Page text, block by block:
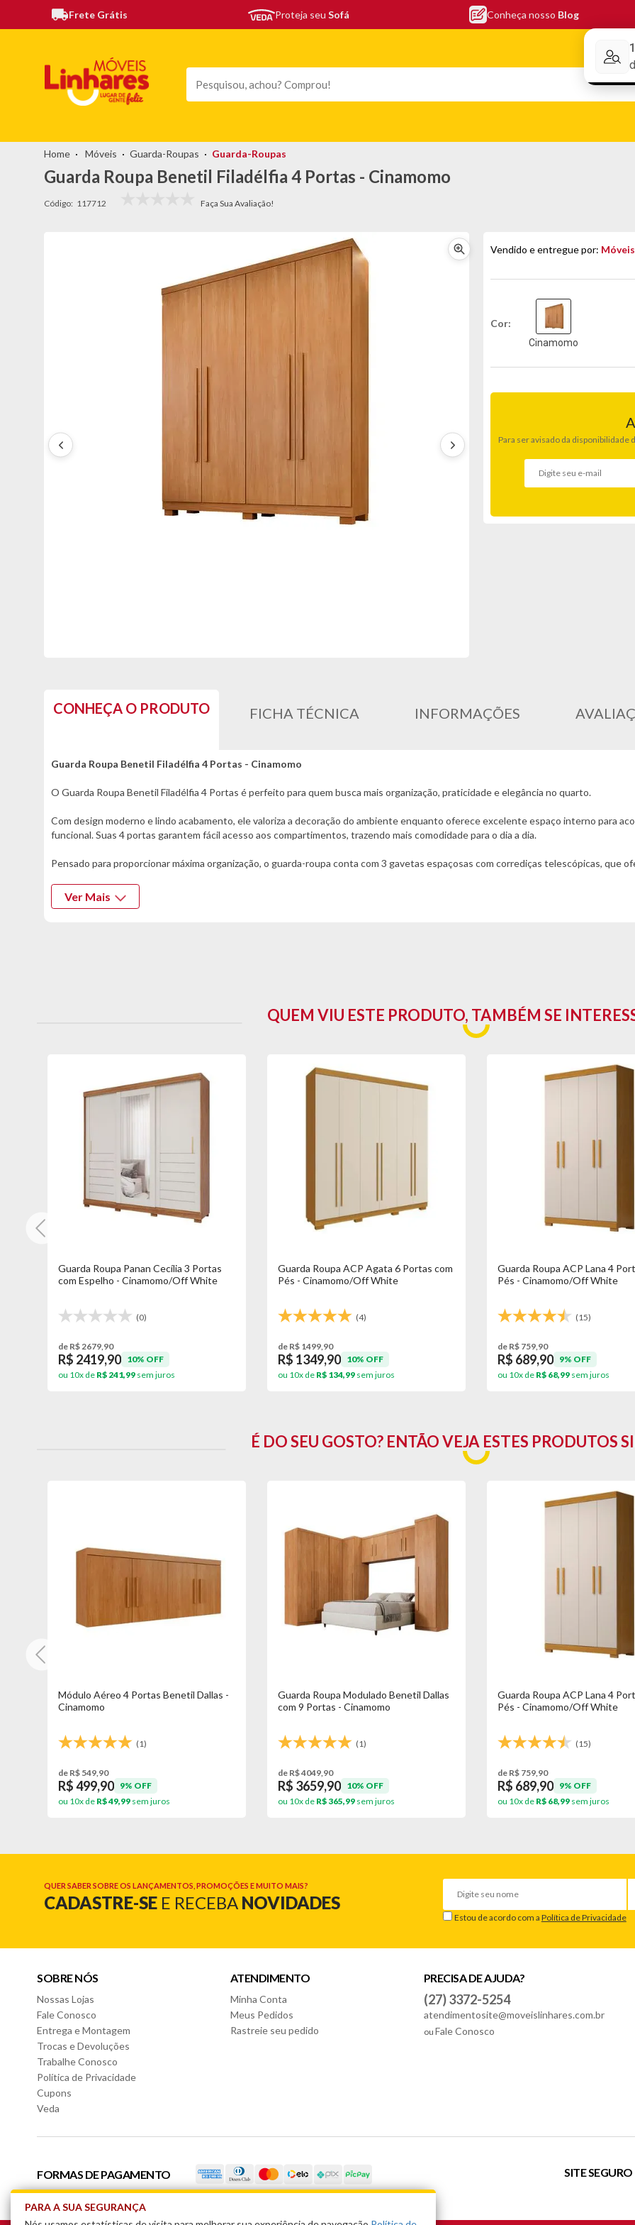
Frete Grátis Proteja seu Sofá Conheça nosso Blog
Móveis Guarda-Roupas Guarda-Roupas
Guarda Roupa Benetil Filadélfia 4 Portas - Cinamomo
Código: 117712
Vendido e entregue por:
Cor
Cinamomo
Para ser avisado da disponibilidade
CONHEÇA O PRODUTO FICHA TÉCNICA INFORMAÇÕES
Guarda Roupa Benetil Filadélfia 4 Portas - Cinamomo
O Guarda Roupa Benetil Filadélfia 4 Portas é perfeito para quem busca mais organização, praticidade e elegância no quarto.
Com design moderno e lindo acabamento, ele valoriza a decoração do ambiente enquanto oferece excelente espaço interno para
funcional. Suas 4 portas garantem fácil acesso aos compartimentos, trazendo mais comodidade para o dia a dia.
Pensado para proporcionar máxima organização, o guarda-roupa conta com 3 gavetas espaçosas com corrediças telescópicas, que
pesadas sem preocupações.
- Cinamomo
- Cabideiro em alumínio
- 06 prateleiras internas
- Com pés
- Dobradiças reforçadas 35mm
- Altura: 232cm
- Largura: 181cm
Ver Mais
QUEM VIU ESTE PRODUTO, TAMBÉM SE
Guarda Roupa Panan Cecília 3 Portas
com Espelho - Cinamomo/Off White
(0)
de R$ 2679,90
R$ 2419,90 10% OFF
ou 10x de R$ 241,99 sem juros
Guarda Roupa ACP Agata 6 Portas com
Pés - Cinamomo/Off White
(4)
de R$ 1499,90
R$ 1349,90 10% OFF
ou 10x de R$ 134,99 sem juros
Guarda Roupa ACP Lana 4
Pés - Cinamomo/Off White
(15)
de R$ 759,90
R$ 689,90 9% OFF
ou 10x de R$ 68,99 sem juros
É DO SEU GOSTO? ENTÃO VEJA ESTES PRODUTOS
Módulo Aéreo 4 Portas Benetil Dallas -
Cinamomo
(1)
de R$ 549,90
R$ 499,90 9% OFF
ou 10x de R$ 49,99 sem juros
Guarda Roupa Modulado Benetil Dallas
com 9 Portas - Cinamomo
(1)
de R$ 4049,90
R$ 3659,90 10% OFF
ou 10x de R$ 365,99 sem juros
Guarda Roupa ACP Lana 4
Pés - Cinamomo/Off White
(15)
de R$ 759,90
R$ 689,90 9% OFF
ou 10x de R$ 68,99 sem juros
QUER SABER SOBRE OS LANÇAMENTOS, PROMOÇÕES E MUITO MAIS?
CADASTRE-SE E RECEBA NOVIDADES
Estou de acordo com a Política de Privacidade
SOBRE NÓS
Nossas Lojas
Fale Conosco
Entrega e Montagem
Trocas e Devoluções
Trabalhe Conosco
Política de Privacidade
Cupons
Veda
ATENDIMENTO
Minha Conta
Meus Pedidos
Rastreie seu pedido
PRECISA DE AJUDA?
(27) 3372-5254
atendimentosite@moveislinhares.com.br
ou Fale Conosco
FORMAS DE PAGAMENTO SITE SEGURO
PARA A SUA SEGURANÇA